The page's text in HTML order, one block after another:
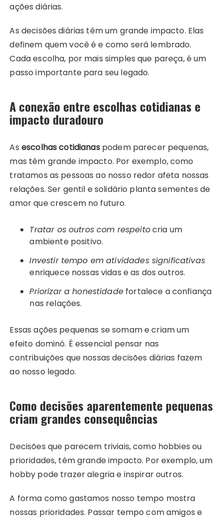
ações diárias.
As decisões diárias têm um grande impacto. Elas
definem quem você é e como será lembrado.
Cada escolha, por mais simples que pareça, é um
passo importante para seu legado.
A conexão entre escolhas cotidianas e
impacto duradouro
As escolhas cotidianaspodem parecer pequenas,
mas têm grande impacto. Por exemplo, como
tratamos as pessoas ao nosso redor afeta nossas
relações. Ser gentil e solidário planta sementes de
amor que crescem no futuro.
Tratar os outros com respeitocria um
ambiente positivo.
Investir tempo em atividades significativas
enriquece nossas vidas e as dos outros.
Priorizar a honestidadefortalece a confiança
nas relações.
Essas ações pequenas se somam e criam um
efeito dominó. É essencial pensar nas
contribuições que nossas decisões diárias fazem
ao nosso legado.
Como decisões aparentemente pequenas
criam grandes consequências
Decisões que parecem triviais, como hobbies ou
prioridades, têm grande impacto. Por exemplo, um
hobby pode trazer alegria e inspirar outros.
A forma como gastamos nosso tempo mostra
nossas prioridades. Passar tempo com amigos e